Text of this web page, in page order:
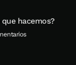
hacemos?